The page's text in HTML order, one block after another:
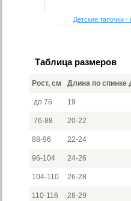
Детские тапочки
Таблица размеров
Рост, см Длина по спинке
до 76 19
76-88 20-22
88-96 22-24
96-104 24-26
104-110 26-28
110-116 28-29